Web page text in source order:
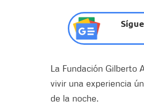
La Fundación Gilberto
vivir una experiencia
de la noche.